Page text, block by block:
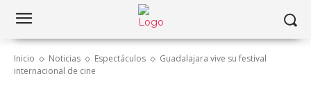
Inicio Noticias Espectáculos
Guadalajara vive su festival
internacional de cine